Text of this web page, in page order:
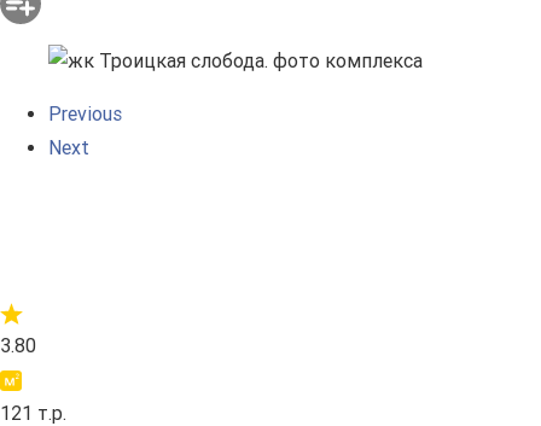
Previous
Next
3.80
121 т.р.